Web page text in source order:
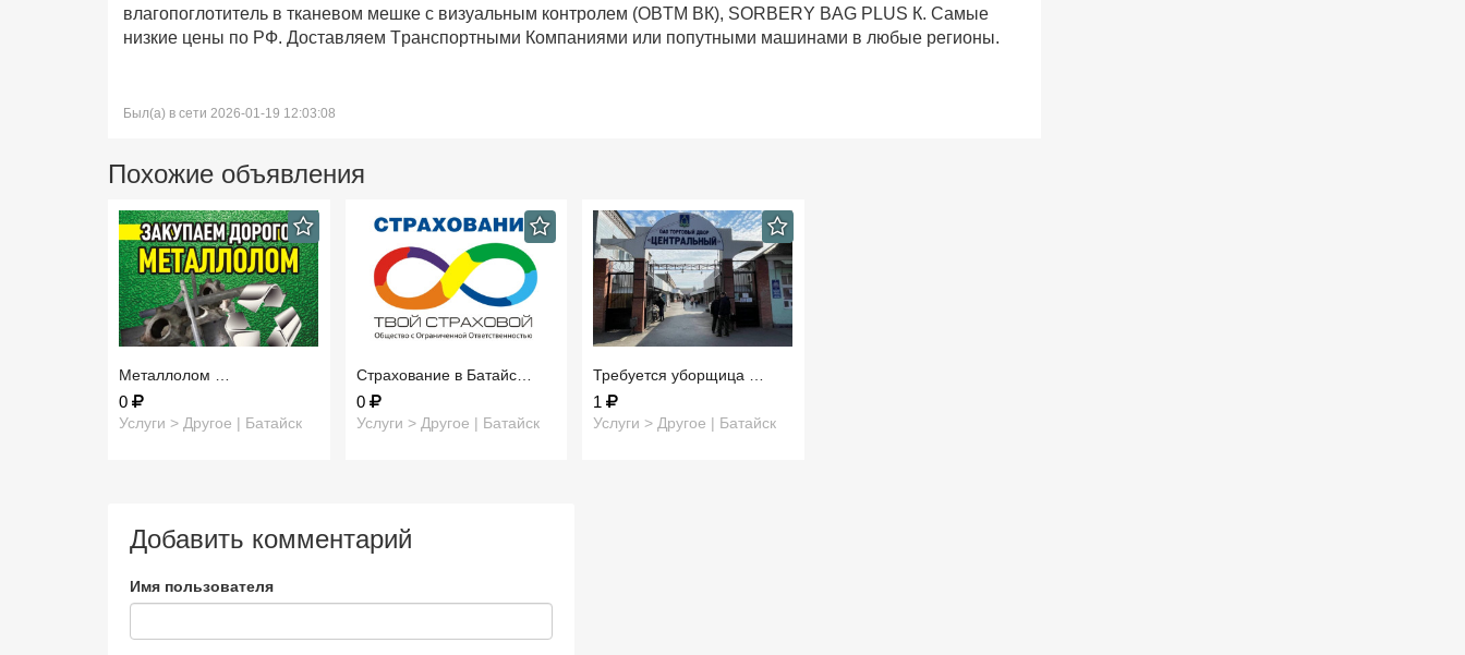
влагопоглотитель в тканевом мешке с визуальным контролем (ОВТМ ВК), SORBERY BAG PLUS К. Самые
низкие цены по РФ. Доставляем Транспортными Компаниями или попутными машинами в любые регионы.
Был(а) в сети 2026-01-19 12:03:08
Похожие объявления
Металлолом …
0
Услуги > Другое | Батайск
Страхование в Батайс…
0
Услуги > Другое | Батайск
Требуется уборщица …
1
Услуги > Другое | Батайск
Добавить комментарий
Имя пользователя